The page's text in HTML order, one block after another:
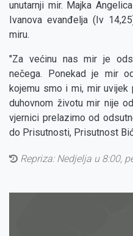
unutarnji mir. Majka
Ivanova evanđelja (Iv
miru.
"Za većinu nas mir je
nečega. Ponekad je mir
kojemu smo i mi, mir uvijek
duhovnom životu mir nije
vjernici prelazimo od
do Prisutnosti, Prisutnost
Repriza: Nedjelja u 8:00,